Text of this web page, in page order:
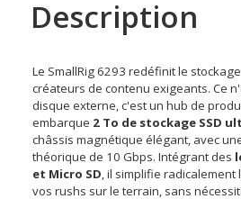
Description
Le SmallRig 6293 redéfinit le
créateurs de contenu exigeants. Ce
disque externe, c'est un hub de
embarque 2 To de stockage SSD
châssis magnétique élégant, avec
théorique de 10 Gbps. Intégrant des
et Micro SD, il simplifie
vos rushs sur le terrain, sans